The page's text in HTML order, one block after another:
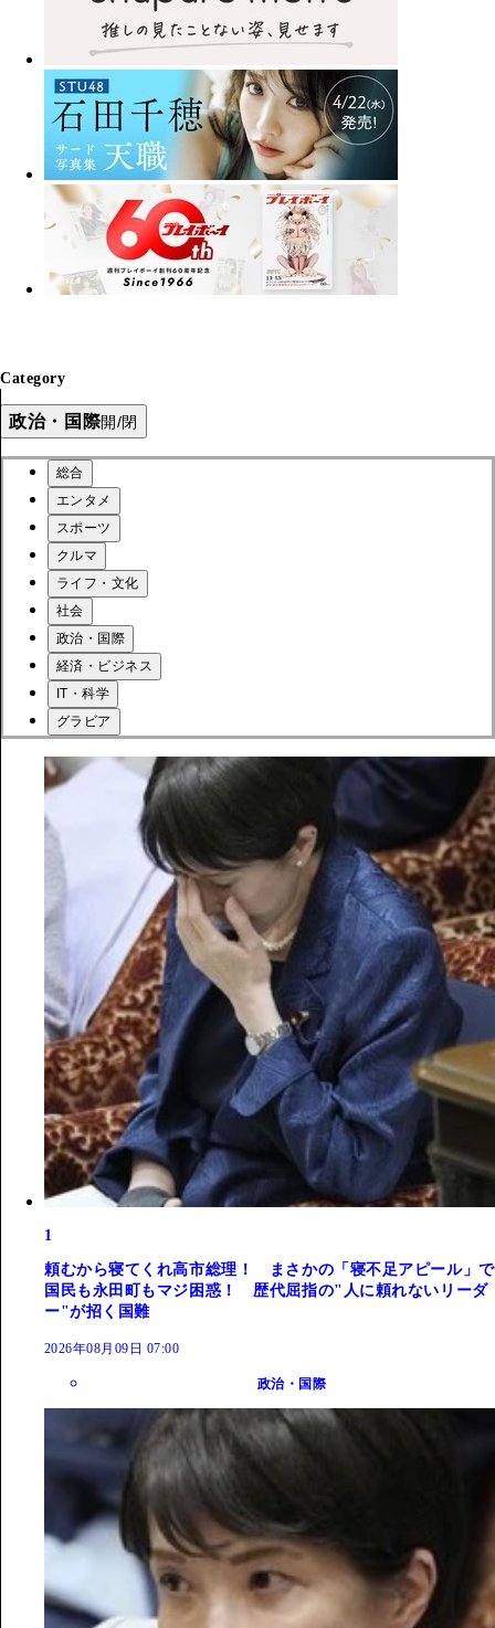
Category
政治・国際開/閉
総合
エンタメ
スポーツ
クルマ
ライフ・文化
社会
政治・国際
経済・ビジネス
IT・科学
グラビア
1
頼むから寝てくれ高市総理！ まさかの「寝不足アピール」で
国民も永田町もマジ困惑！ 歴代屈指の"人に頼れないリーダ
ー"が招く国難
2026年08月09日 07:00
政治・国際